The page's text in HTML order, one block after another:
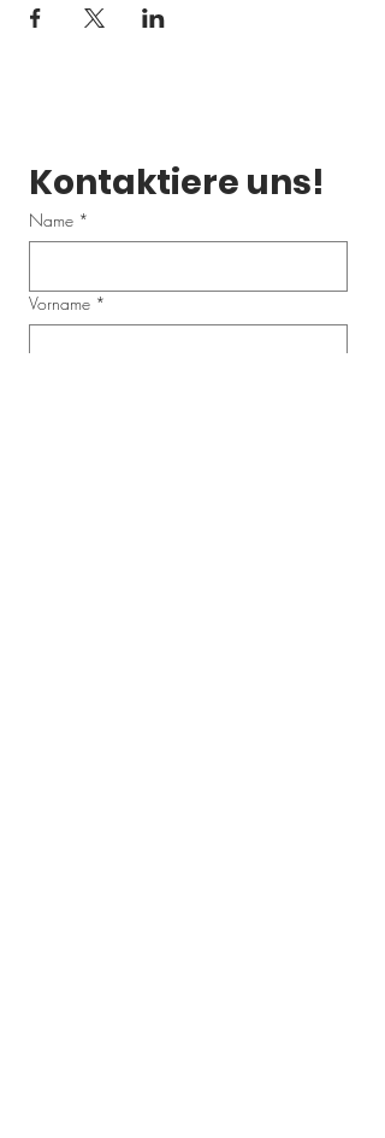
Kontaktiere uns!
Name *
Vorname *